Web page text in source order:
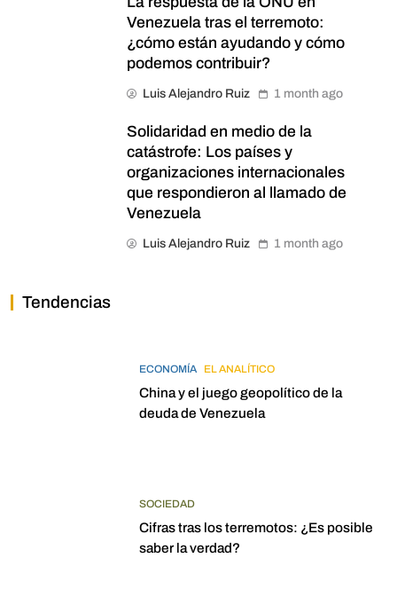
Venezuela tras el terremoto:
¿cómo están ayudando y cómo
podemos contribuir?
Luis Alejandro Ruiz 1 month ago
Solidaridad en medio de la
catástrofe: Los países y
organizaciones internacionales
que respondieron al llamado de
Venezuela
Luis Alejandro Ruiz 1 month ago
Tendencias
ECONOMÍA EL ANALÍTICO
China y el juego geopolítico de la
deuda de Venezuela
SOCIEDAD
Cifras tras los terremotos: ¿Es posible
saber la verdad?